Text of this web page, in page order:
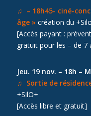
♫ – 18h45- ciné-
âge » création du
[Accès payant :
gratuit pour les – de 7
Jeu. 19 nov. – 18h –
♫ Sortie de résidence
+SilO+
[Accès libre et gratuit]